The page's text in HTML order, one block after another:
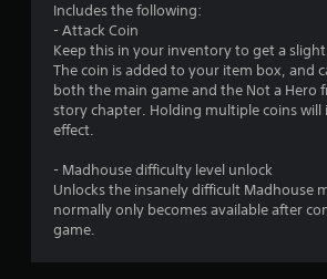
Includes the following:
- Attack Coin
Keep this in your inventory to get a
The coin is added to your item box, and
both the main game and the Not a Hero
story chapter. Holding multiple coins will
effect.
- Madhouse difficulty level unlock
Unlocks the insanely difficult Madhouse
normally only becomes available after
game.